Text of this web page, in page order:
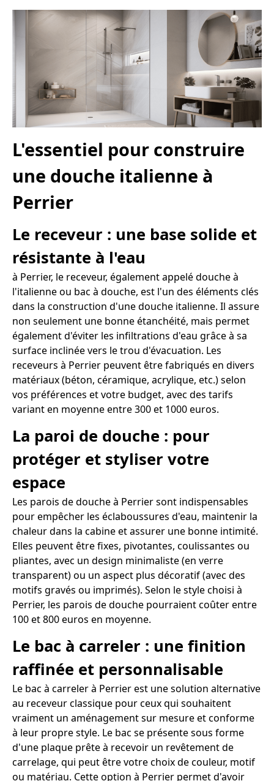
L'essentiel pour construire
une douche italienne à
Perrier
Le receveur : une base solide et
résistante à l'eau
à Perrier, le receveur, également appelé douche à
l'italienne ou bac à douche, est l'un des éléments clés
dans la construction d'une douche italienne. Il assure
non seulement une bonne étanchéité, mais permet
également d'éviter les infiltrations d'eau grâce à sa
surface inclinée vers le trou d'évacuation. Les
receveurs à Perrier peuvent être fabriqués en divers
matériaux (béton, céramique, acrylique, etc.) selon
vos préférences et votre budget, avec des tarifs
variant en moyenne entre 300 et 1000 euros.
La paroi de douche : pour
protéger et styliser votre
espace
Les parois de douche à Perrier sont indispensables
pour empêcher les éclaboussures d'eau, maintenir la
chaleur dans la cabine et assurer une bonne intimité.
Elles peuvent être fixes, pivotantes, coulissantes ou
pliantes, avec un design minimaliste (en verre
transparent) ou un aspect plus décoratif (avec des
motifs gravés ou imprimés). Selon le style choisi à
Perrier, les parois de douche pourraient coûter entre
100 et 800 euros en moyenne.
Le bac à carreler : une finition
raffinée et personnalisable
Le bac à carreler à Perrier est une solution alternative
au receveur classique pour ceux qui souhaitent
vraiment un aménagement sur mesure et conforme
à leur propre style. Le bac se présente sous forme
d'une plaque prête à recevoir un revêtement de
carrelage, qui peut être votre choix de couleur, motif
ou matériau. Cette option à Perrier permet d'avoir